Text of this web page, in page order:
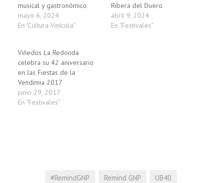
musical y gastronómico
mayo 6, 2024
En "Cultura Vinícola"
Ribera del Duero
abril 9, 2024
En "Festivales"
Viñedos La Redonda
celebra su 42 aniversario
en las Fiestas de la
Vendimia 2017
junio 29, 2017
En "Festivales"
#RemindGNP Remind GNP UB40